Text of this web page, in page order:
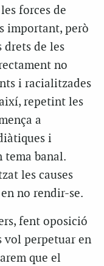
forces de
important, però
drets de les
no
i racialitzades
repetint les
a
i
tema banal.
les causes
no rendir-se.
fent oposició
vol perpetuar en
que el